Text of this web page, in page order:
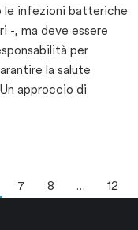
infezioni batteriche
-, ma deve essere
per
la salute
approccio di
7 8 … 12